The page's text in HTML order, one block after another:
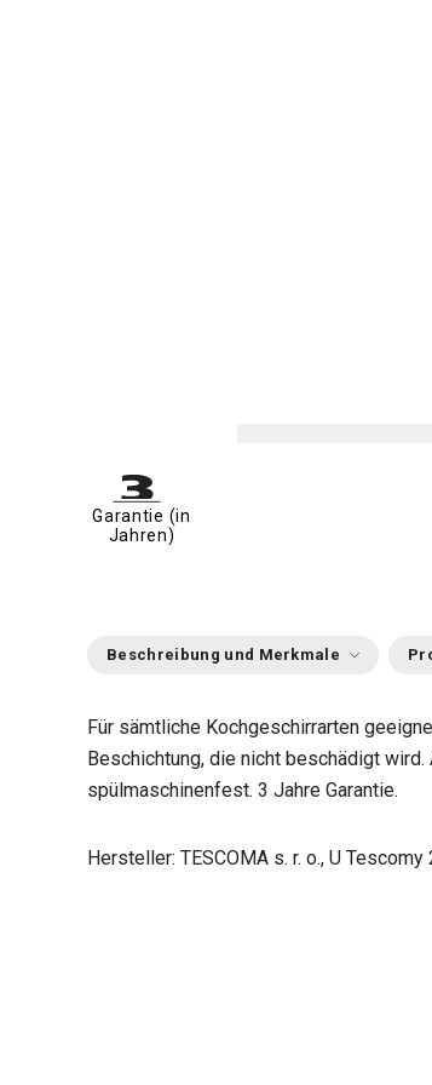
Garantie (in
Jahren)
Beschreibung und Merkmale
Für sämtliche Kochgeschirrarten
Beschichtung, die nicht beschädigt
spülmaschinenfest. 3 Jahre Garantie.
Hersteller: TESCOMA s. r. o., U